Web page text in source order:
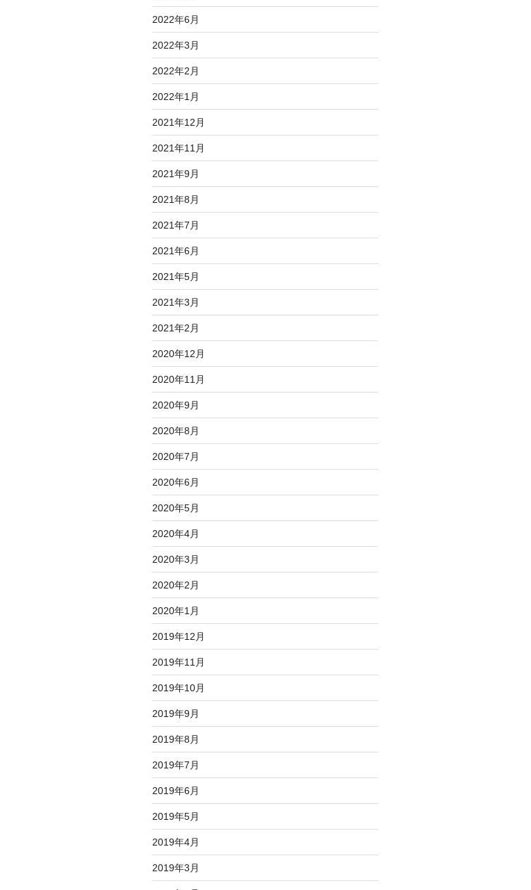
2022年6月
2022年3月
2022年2月
2022年1月
2021年12月
2021年11月
2021年9月
2021年8月
2021年7月
2021年6月
2021年5月
2021年3月
2021年2月
2020年12月
2020年11月
2020年9月
2020年8月
2020年7月
2020年6月
2020年5月
2020年4月
2020年3月
2020年2月
2020年1月
2019年12月
2019年11月
2019年10月
2019年9月
2019年8月
2019年7月
2019年6月
2019年5月
2019年4月
2019年3月